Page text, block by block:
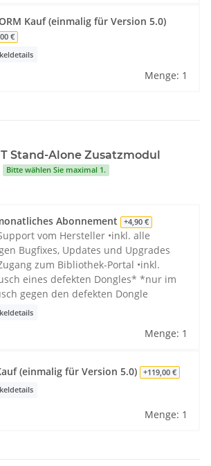
Kauf (einmalig für Version 5.0)
€
Menge: 1
Stand-Alone Zusatzmodul
Bitte wählen Sie maximal 1.
Abonnement +4,90 €
vom Hersteller •inkl. alle
Bugfixes, Updates und Upgrades
zum Bibliothek-Portal •inkl.
eines defekten Dongles* *nur im
gegen den defekten Dongle
Menge: 1
(einmalig für Version 5.0)
+119,00 €
Menge: 1